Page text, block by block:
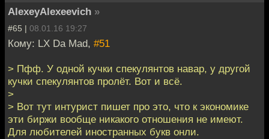
AlexeyAlexeevich »
#65 | 08.01.16 19:27
Кому: LX Da Mad, #51
> Пфф. У одной кучки спекулянтов навар, у другой
кучки спекулянтов пролёт. Вот и всё.
>
> Вот тут интурист пишет про это, что к экономике
эти биржи вообще никакого отношения не имеют.
Для любителей иностранных букв онли.